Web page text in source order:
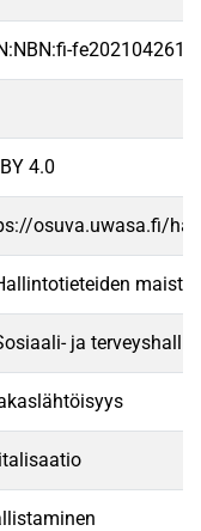
4.0
osuva.uwasa.fi/
ja